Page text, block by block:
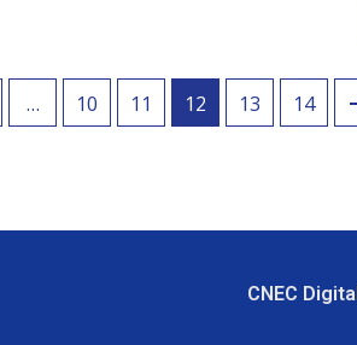
… 10 11 12 13 14
CNEC Digital